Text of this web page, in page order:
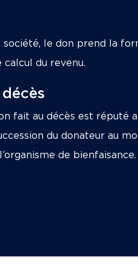
société, le don prend la
calcul du revenu.
fait au décès est réputé
du donateur au
de bienfaisance.